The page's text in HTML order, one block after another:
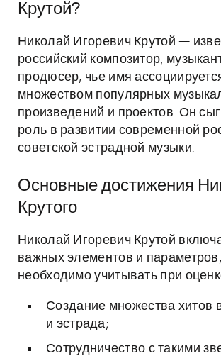
Крутой?
Николай Игоревич Крутой —
российский композитор,
продюсер, чье имя
множеством популярных
произведений и проектов. Он
роль в развитии современной
советской эстрадной музыки.
Основные достижения
Крутого
Николай Игоревич Крутой
важных элементов и
необходимо учитывать при
Создание множества хитов
и эстрада;
Сотрудничество с такими